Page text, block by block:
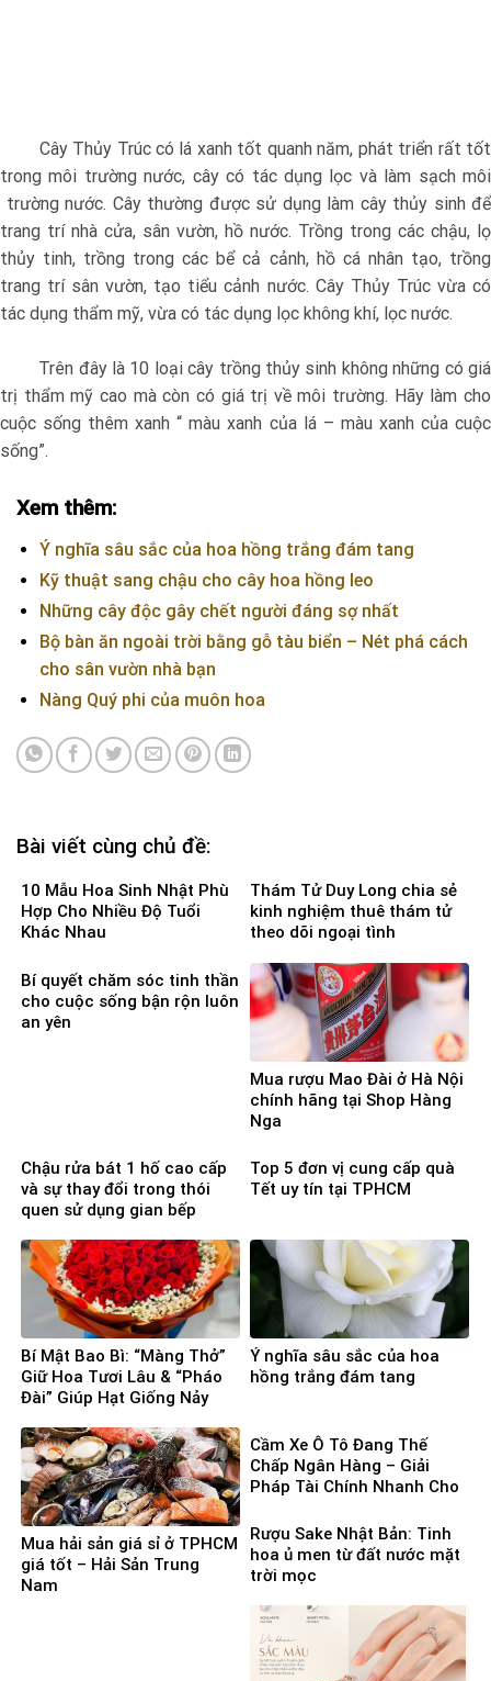
Cây Thủy Trúc có lá xanh tốt quanh năm, phát triển rất tốt
trong môi trường nước, cây có tác dụng lọc và làm sạch môi
trường nước. Cây thường được sử dụng làm cây thủy sinh để
trang trí nhà cửa, sân vườn, hồ nước. Trồng trong các chậu, lọ
thủy tinh, trồng trong các bể cả cảnh, hồ cá nhân tạo, trồng
trang trí sân vườn, tạo tiểu cảnh nước. Cây Thủy Trúc vừa có
tác dụng thẩm mỹ, vừa có tác dụng lọc không khí, lọc nước.
Trên đây là 10 loại cây trồng thủy sinh không những có giá
trị thẩm mỹ cao mà còn có giá trị về môi trường. Hãy làm cho
cuộc sống thêm xanh “ màu xanh của lá – màu xanh của cuộc
sống”.
Xem thêm:
Ý nghĩa sâu sắc của hoa hồng trắng đám tang
Kỹ thuật sang chậu cho cây hoa hồng leo
Những cây độc gây chết người đáng sợ nhất
Bộ bàn ăn ngoài trời bằng gỗ tàu biển – Nét phá cách
cho sân vườn nhà bạn
Nàng Quý phi của muôn hoa
Bài viết cùng chủ đề:
10 Mẫu Hoa Sinh Nhật Phù
Hợp Cho Nhiều Độ Tuổi
Khác Nhau
Thám Tử Duy Long chia sẻ
kinh nghiệm thuê thám tử
theo dõi ngoại tình
Bí quyết chăm sóc tinh thần
cho cuộc sống bận rộn luôn
an yên
Mua rượu Mao Đài ở Hà Nội
chính hãng tại Shop Hàng
Nga
Chậu rửa bát 1 hố cao cấp
và sự thay đổi trong thói
quen sử dụng gian bếp
Top 5 đơn vị cung cấp quà
Tết uy tín tại TPHCM
Bí Mật Bao Bì: “Màng Thở”
Giữ Hoa Tươi Lâu & “Pháo
Đài” Giúp Hạt Giống Nảy
Ý nghĩa sâu sắc của hoa
hồng trắng đám tang
Mua hải sản giá sỉ ở TPHCM
giá tốt – Hải Sản Trung
Nam
Cầm Xe Ô Tô Đang Thế
Chấp Ngân Hàng – Giải
Pháp Tài Chính Nhanh Cho
Rượu Sake Nhật Bản: Tinh
hoa ủ men từ đất nước mặt
trời mọc